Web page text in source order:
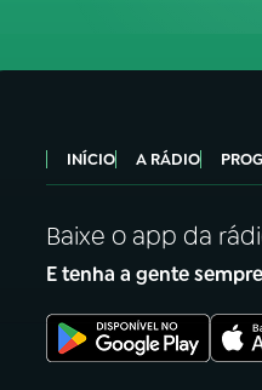
INÍCIO A RÁDIO
Baixe o app da
E tenha a gente